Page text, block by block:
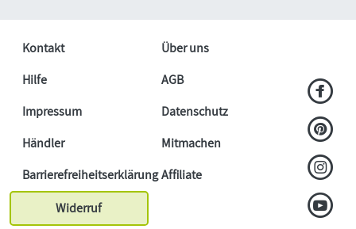
Kontakt
Über uns
Hilfe
AGB
Impressum
Datenschutz
Händler
Mitmachen
BarrierefreiheitserklärungAffiliate
Widerruf